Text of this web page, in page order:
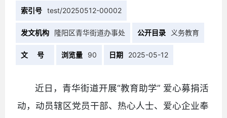
索引号 test/20250512-00002
发文机构 隆阳区青华街道办事处 公开目录 义务教育
文 号 浏览量 90 日期 2025-05-12
近日，青华街道开展“教育助学” 爱心募捐活
动，动员辖区党员干部、热心人士、爱心企业奉